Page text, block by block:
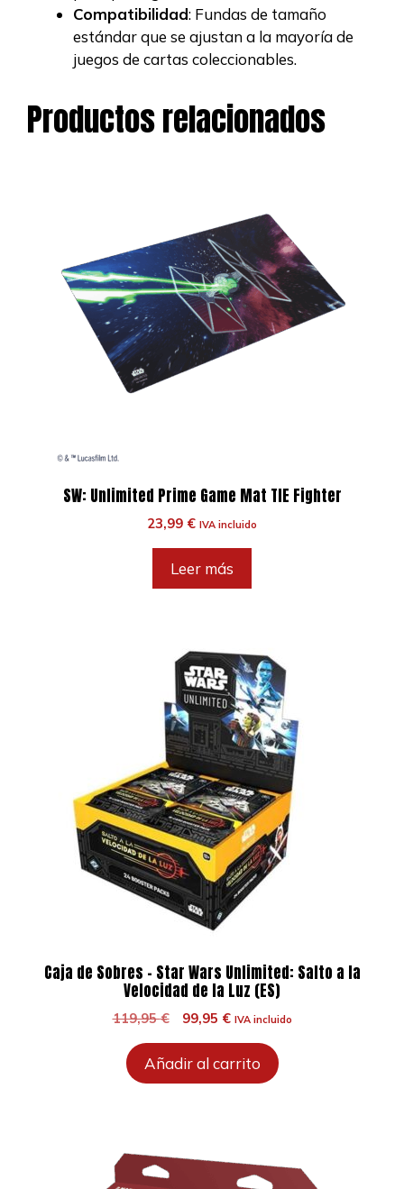
Compatibilidad: Fundas de tamaño
estándar que se ajustan a la mayoría de
juegos de cartas coleccionables.
Productos relacionados
SW: Unlimited Prime Game Mat TIE Fighter
23,99 € IVA incluido
Leer más
Caja de Sobres – Star Wars Unlimited: Salto a la
Velocidad de la Luz (ES)
119,95€
El
original
era:
99,95 €El
actual
es:
IVA incluido
Añadir al carrito